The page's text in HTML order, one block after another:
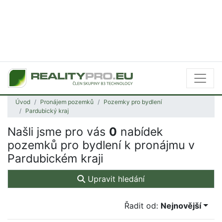
Úvod Pronájem pozemků
Pozemky pro bydlení
Pardubický kraj
Našli jsme pro vás 0 nabídek
pozemků pro bydlení k pronájmu v
Pardubickém kraji
Upravit hledání
Řadit od: Nejnovější